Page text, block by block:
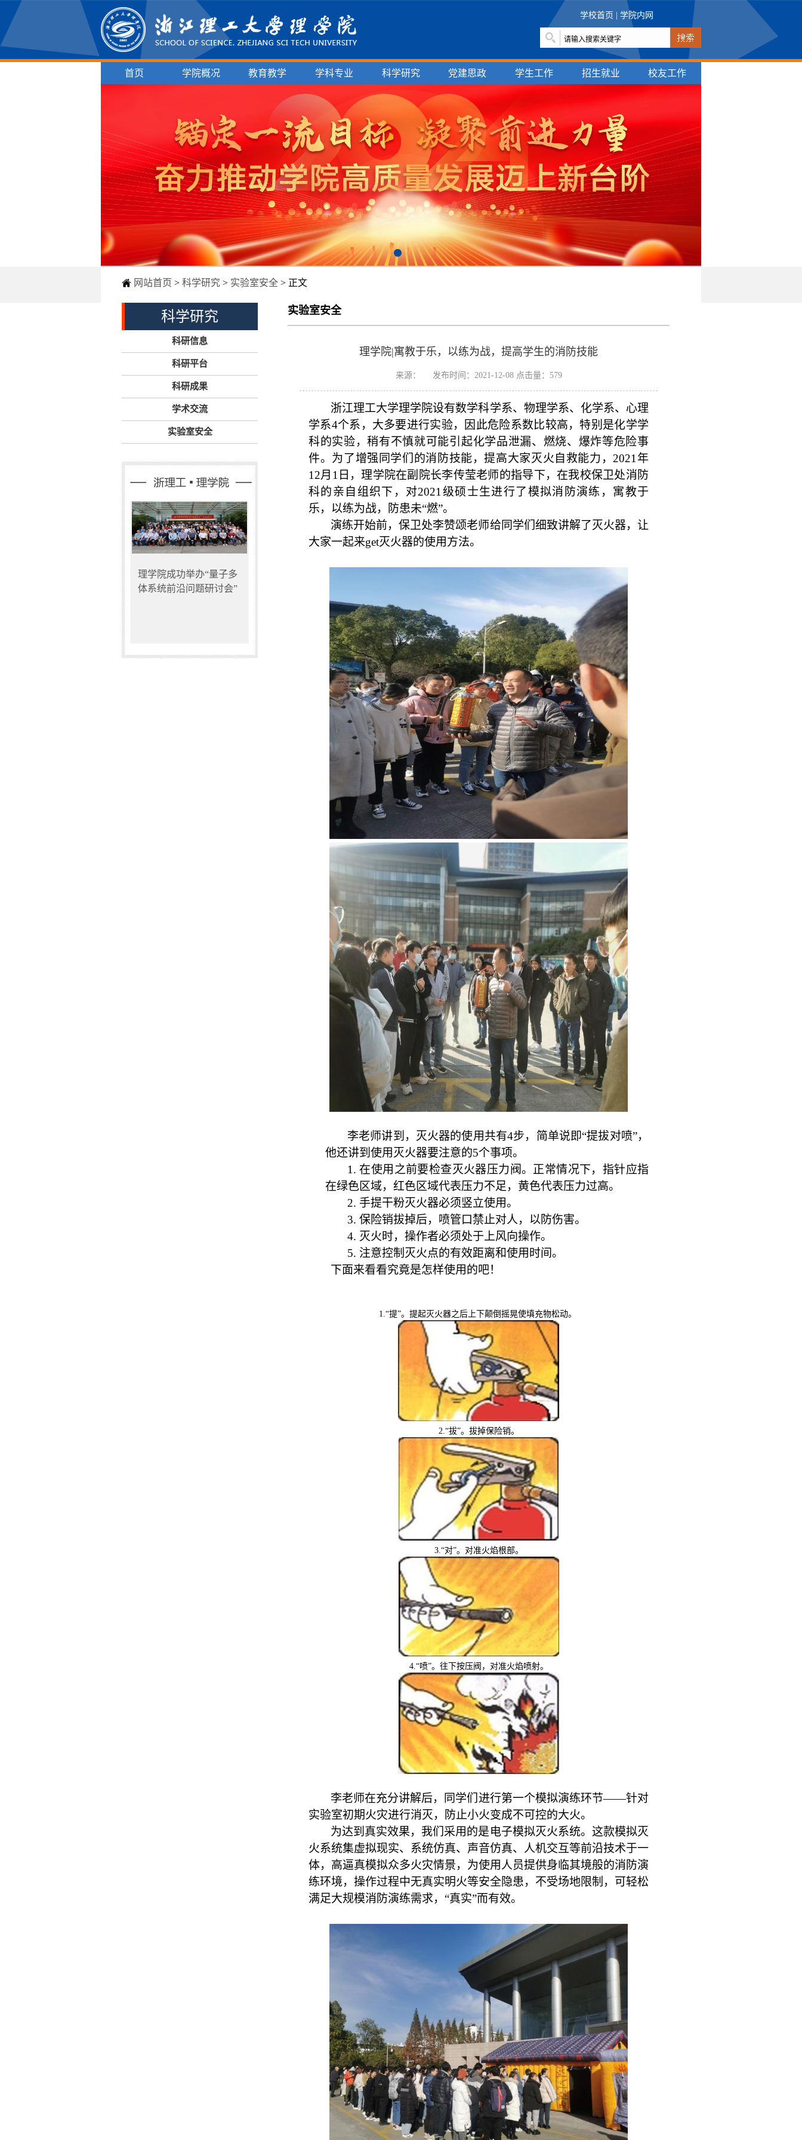
学校首页 学院内网
首页 学院概况 教育教学 学科专业 科学研究 党建思政 学生工作 招生就业 校友工作
网站首页 > 科学研究 > 实验室安全 > 正文
科学研究
科研信息
科研平台
科研成果
学术交流
实验室安全
理学院成功举办“量子多
体系统前沿问题研讨会”
实验室安全
理学院|寓教于乐，以练为战，提高学生的消防技能
来源： 发布时间：2021-12-08 点击量： 579
浙江理工大学理学院设有数学科学系、物理学系、化学系、心理
学系4个系，大多要进行实验，因此危险系数比较高，特别是化学学
科的实验，稍有不慎就可能引起化学品泄漏、燃烧、爆炸等危险事
件。为了增强同学们的消防技能，提高大家灭火自救能力， 2021 年
12月 1 日，理学院在副院长李传莹老师的指导下，在我校保卫处消防
科的亲自组织下，对2021 级硕士生进行了模拟消防演练，寓教于
乐，以练为战，防患未“燃”。
演练开始前，保卫处李赞颂老师给同学们细致讲解了灭火器，让
大家一起来get灭火器的使用方法。
李老师讲到，灭火器的使用共有4步，简单说即“提拔对喷”，
他还讲到使用灭火器要注意的5个事项。
1.在使用之前要检查灭火器压力阀。正常情况下，指针应指
在绿色区域，红色区域代表压力不足，黄色代表压力过高。
2. 手提干粉灭火器必须竖立使用。
3. 保险销拔掉后，喷管口禁止对人，以防伤害。
4. 灭火时，操作者必须处于上风向操作。
5. 注意控制灭火点的有效距离和使用时间。
下面来看看究竟是怎样使用的吧！
1. “提”。提起灭火器之后上下颠倒摇晃使填充物松动。
2. “拔”。拔掉保险销。
3. “对”。对准火焰根部。
4. “喷”。往下按压阀，对准火焰喷射。
李老师在充分讲解后，同学们进行第一个模拟演练环节——针对
实验室初期火灾进行消灭，防止小火变成不可控的大火。
为达到真实效果，我们采用的是电子模拟灭火系统。这款模拟灭
火系统集虚拟现实、系统仿真、声音仿真、人机交互等前沿技术于一
体，高逼真模拟众多火灾情景，为使用人员提供身临其境般的消防演
练环境，操作过程中无真实明火等安全隐患，不受场地限制，可轻松
满足大规模消防演练需求，“真实”而有效。